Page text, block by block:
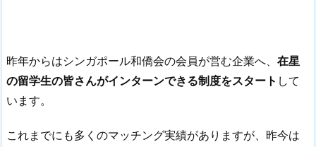
昨年からはシンガポール和僑会の会員が営む企業へ、 在星
の留学生の皆さんがインターンできる制度をスタート して
います。
これまでにも多くのマッチング実績がありますが、昨今は